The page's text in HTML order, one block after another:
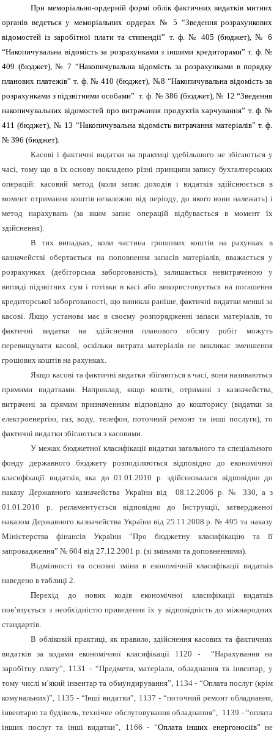
При меморіально-ордерній формі облік фактичних видатківмитних
органів ведеться у меморіальних ордерах № 5 “Зведення розрахункових
відомостей із заробітної плати та стипендії” т. ф. № 405 (бюджет), № 6
“Накопичувальна відомість за розрахунками з іншими кредиторами” т. ф. №
409 (бюджет), № 7 “Накопичувальна відомість за розрахунками в порядку
планових платежів” т. ф. № 410 (бюджет), №8 “Накопичувальна відомість за
розрахунками з підзвітними особами” т. ф. № 386 (бюджет), № 12 “Зведення
накопичувальних відомостей про витрачання продуктів харчування” т. ф. №
411 (бюджет), № 13 “Накопичувальна відомість витрачання матеріалів” т. ф.
№ 396 (бюджет).
Касові і фактичні видатки на практиці здебільшого не збігаються у
часі, тому що в їх основу покладено різні принципи запису бухгалтерських
операцій: касовий метод (коли запис доходів і видатків здійснюється в
момент отримання коштів незалежно від періоду, до якого вони належать) і
метод нарахувань (за яким запис операцій відбувається в момент їх
здійснення).
В тих випадках, коли частина грошових коштів на рахунках в
казначействі обертається на поповнення запасів матеріалів, вважається у
розрахунках (дебіторська заборгованість), залишається невитраченою у
вигляді підзвітних сум і готівки в касі або використовується на погашення
кредиторської заборгованості, що виникла раніше, фактичні видатки менші за
касові. Якщо установа має в своєму розпорядженні запаси матеріалів, то
фактичні видатки на здійснення планового обсягу робіт можуть
перевищувати касові, оскільки витрата матеріалів не викликає зменшення
грошових коштів на рахунках.
Якщо касові та фактичні видатки збігаються в часі, вони називаються
прямими видатками. Наприклад, якщо кошти, отримані з казначейства,
витрачені за прямим призначенням відповідно до кошторису (видатки за
електроенергію, газ, воду, телефон, поточний ремонт та інші послуги), то
фактичні видатки збігаються з касовими.
У межах бюджетної класифікації видатки загального та спеціального
фонду державного бюджету розподіляються відповідно до економічної
класифікації видатків, яка до 01.01.2010 р. здійснювалася відповідно до
наказу Державного казначейства України від 08.12.2006 р. № 330, а з
01.01.2010 р. регламентується відповідно до Інструкції, затвердженої
наказом Державного казначейства України від 25.11.2008 р. № 495 та наказу
Міністерства фінансів України “Про бюджетну класифікацію та її
запровадження” № 604 від 27.12.2001 р. (зі змінами та доповненнями).
Відмінності та основні зміни в економічній класифікації видатків
наведено в таблиці 2.
Перехід до нових кодів економічної класифікації видатків
пов’язується з необхідністю приведення їх у відповідність до міжнародних
стандартів
В обліковій практиці, як правило, здійснення касових та фактичних
видатків за кодами економічної класифікації 1120 - “Нарахування на
заробітну плату”, 1131 - “Предмети, матеріали, обладнання та інвентар, у
тому числі м’який інвентар та обмундирування”, 1134 - “Оплата послуг (крім
комунальних)”, 1135 - “Інші видатки”, 1137 - “поточний ремонт обладнання,
інвентарю та будівель, технічне обслуговування обладнання”, 1139 - “оплата
інших послуг та інші видатки”, 1166 - “Оплата інших енергоносіїв” не